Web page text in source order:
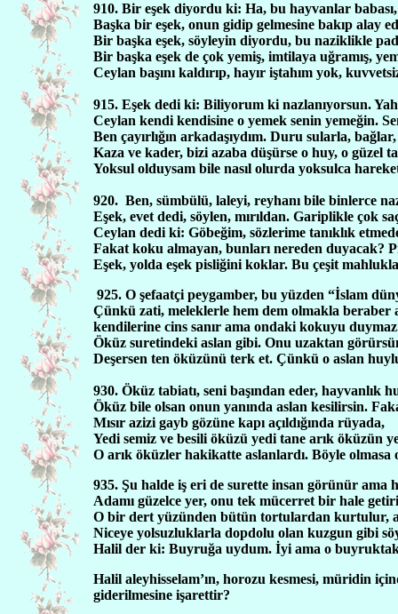
910. Bir eşek diyordu ki: Ha, bu hayvanlar
Başka bir eşek, onun gidip gelmesine bakıp alay
Bir başka eşek, söyleyin diyordu, bu naziklikle
Bir başka eşek de çok yemiş, imtilaya uğramış,
Ceylan başını kaldırıp, hayır iştahım yok,
915. Eşek dedi ki: Biliyorum ki nazlanıyorsun.
Ceylan kendi kendisine o yemek senin yemeğin.
Ben çayırlığın arkadaşıydım. Duru sularla,
Kaza ve kader, bizi azaba düşürse o huy, o güzel
Yoksul olduysam bile nasıl olurda yoksulca
920. Ben, sümbülü, laleyi, reyhanı bile binlerce
Eşek, evet dedi, söylen, mırıldan. Gariplikle çok
Ceylan dedi ki: Göbeğim, sözlerime tanıklık
Fakat koku almayan, bunları nereden duyacak?
Eşek, yolda eşek pisliğini koklar. Bu çeşit
925. O şefaatçi peygamber, bu yüzden “İslam
Çünkü zati, meleklerle hem dem olmakla
kendilerine cins sanır ama ondaki kokuyu
Öküz suretindeki aslan gibi. Onu uzaktan
Deşersen ten öküzünü terk et. Çünkü o aslan
930. Öküz tabiatı, seni başından eder, hayvanlık
Öküz bile olsan onun yanında aslan kesilirsin.
Mısır azizi gayb gözüne kapı açıldığında rüyada,
Yedi semiz ve besili öküzü yedi tane arık öküzün
O arık öküzler hakikatte aslanlardı. Böyle
935. Şu halde iş eri de surette insan görünür ama
Adamı güzelce yer, onu tek mücerret bir hale
O bir dert yüzünden bütün tortulardan kurtulur,
Niceye yolsuzluklarla dopdolu olan kuzgun gibi
Halil der ki: Buyruğa uydum. İyi ama o buyruktaki
Halil aleyhisselam’ın, horozu kesmesi, müridin
giderilmesine işarettir?